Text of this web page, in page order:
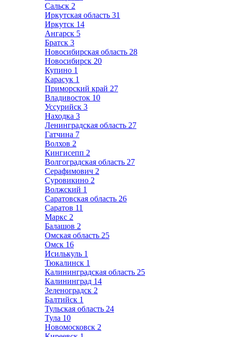
Сальск 2
Иркутская область 31
Иркутск 14
Ангарск 5
Братск 3
Новосибирская область 28
Новосибирск 20
Купино 1
Карасук 1
Приморский край 27
Владивосток 10
Уссурийск 3
Находка 3
Ленинградская область 27
Гатчина 7
Волхов 2
Кингисепп 2
Волгоградская область 27
Серафимович 2
Суровикино 2
Волжский 1
Саратовская область 26
Саратов 11
Маркс 2
Балашов 2
Омская область 25
Омск 16
Исилькуль 1
Тюкалинск 1
Калининградская область 25
Калининград 14
Зеленоградск 2
Балтийск 1
Тульская область 24
Тула 10
Новомосковск 2